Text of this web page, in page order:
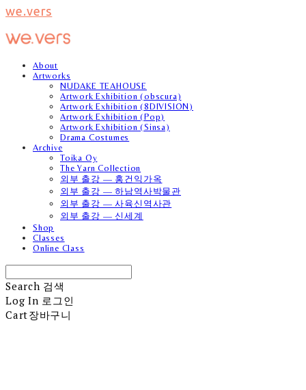
we.vers
About
Artworks
NUDAKE TEAHOUSE
Artwork Exhibition (obscura)
Artwork Exhibition (8DIVISION)
Artwork Exhibition (Pop)
Artwork Exhibition (Sinsa)
Drama Costumes
Archive
Toika Oy
The Yarn Collection
외부 출강 — 홍건익가옥
외부 출강 — 하남역사박물관
외부 출강 — 사육신역사관
외부 출강 — 신세계
Shop
Classes
Online Class
Search 검색
Log In 로그인
Cart장바구니